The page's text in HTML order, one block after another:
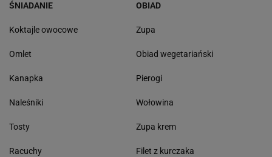
ŚNIADANIE
Koktajle owocowe
Omlet
Kanapka
Naleśniki
Tosty
Racuchy
OBIAD
Zupa
Obiad wegetariański
Pierogi
Wołowina
Zupa krem
Filet z kurczaka